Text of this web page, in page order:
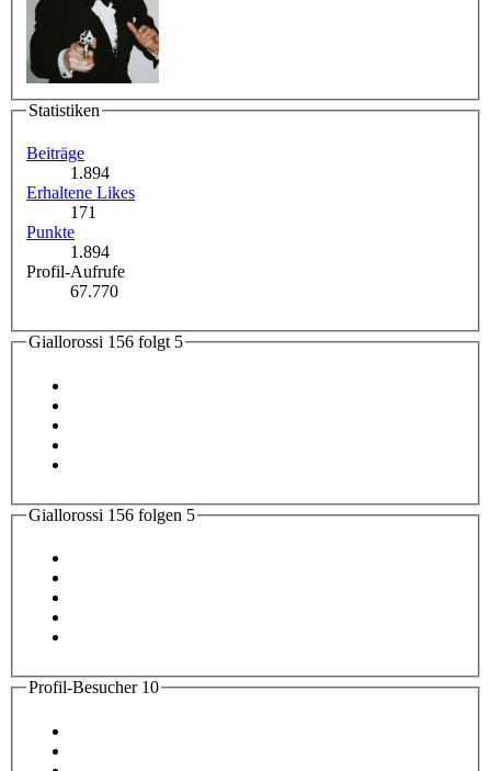
Statistiken
Beiträge
1.894
Erhaltene Likes
171
Punkte
1.894
Profil-Aufrufe
67.770
Giallorossi 156 folgt 5
Giallorossi 156 folgen 5
Profil-Besucher 10